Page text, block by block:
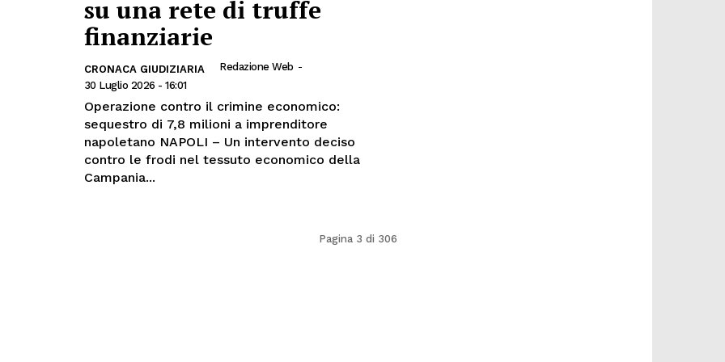
su una rete di truffe
finanziarie
CRONACA GIUDIZIARIA Redazione Web -
30 Luglio 2026 - 16:01
Operazione contro il crimine economico:
sequestro di 7,8 milioni a imprenditore
napoletano NAPOLI – Un intervento deciso
contro le frodi nel tessuto economico della
Campania...
Pagina 3 di 306